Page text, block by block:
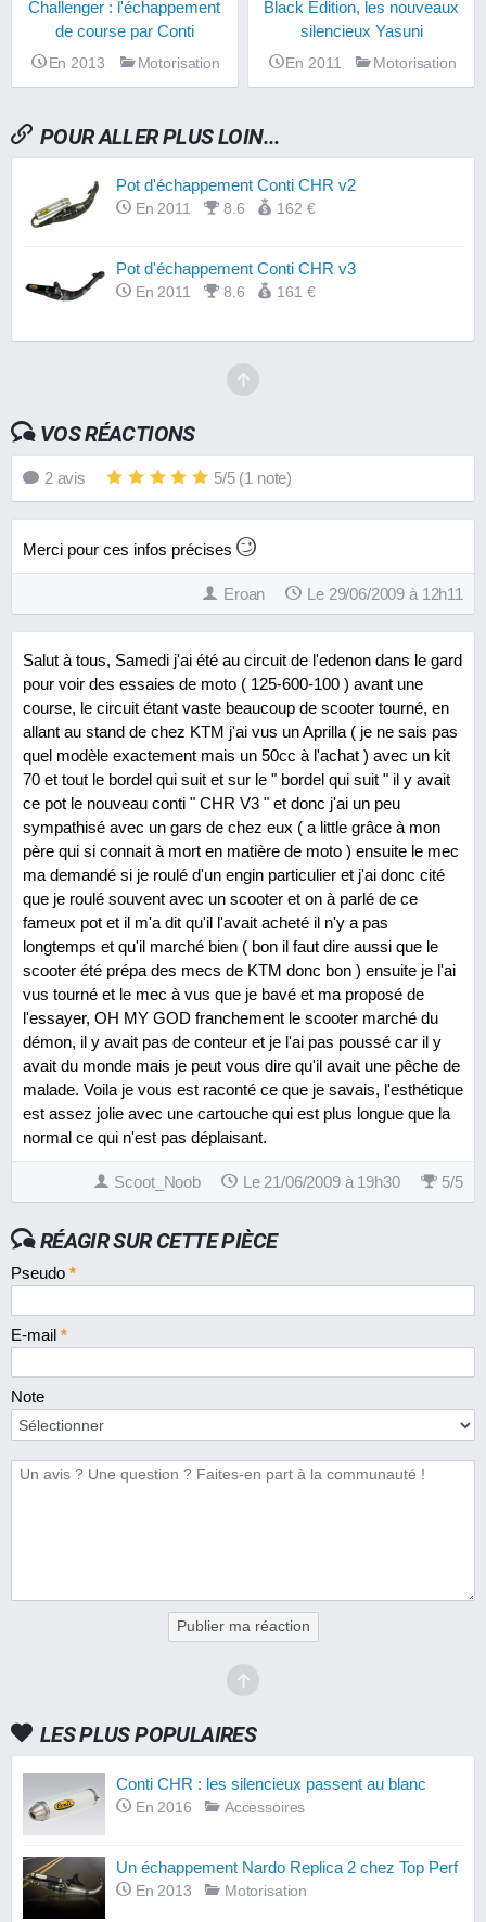
Challenger : l'échappement
de course par Conti
En 2013 Motorisation
Black Edition, les nouveaux
silencieux Yasuni
En 2011 Motorisation
POUR ALLER PLUS LOIN...
Pot d'échappement Conti CHR v2
En 2011 8.6 162 €
Pot d'échappement Conti CHR v3
En 2011 8.6 161 €
VOS RÉACTIONS
2avis 5/5(1 note)
Merci pour ces infos précises
Eroan Le 29/06/2009 à 12h11
Salut à tous, Samedi j'ai été au circuit de l'edenon dans le gard
pour voir des essaies de moto ( 125-600-100 ) avant une
course, le circuit étant vaste beaucoup de scooter tourné, en
allant au stand de chez KTM j'ai vus un Aprilla ( je ne sais pas
quel modèle exactement mais un 50cc à l'achat ) avec un kit
70 et tout le bordel qui suit et sur le " bordel qui suit " il y avait
ce pot le nouveau conti " CHR V3 " et donc j'ai un peu
sympathisé avec un gars de chez eux ( a little grâce à mon
père qui si connait à mort en matière de moto ) ensuite le mec
ma demandé si je roulé d'un engin particulier et j'ai donc cité
que je roulé souvent avec un scooter et on à parlé de ce
fameux pot et il m'a dit qu'il l'avait acheté il n'y a pas
longtemps et qu'il marché bien ( bon il faut dire aussi que le
scooter été prépa des mecs de KTM donc bon ) ensuite je l'ai
vus tourné et le mec à vus que je bavé et ma proposé de
l'essayer, OH MY GOD franchement le scooter marché du
démon, il y avait pas de conteur et je l'ai pas poussé car il y
avait du monde mais je peut vous dire qu'il avait une pêche de
malade. Voila je vous est raconté ce que je savais, l'esthétique
est assez jolie avec une cartouche qui est plus longue que la
normal ce qui n'est pas déplaisant.
Scoot_Noob Le 21/06/2009 à 19h30 5/5
RÉAGIR SUR CETTE PIÈCE
Pseudo *
E-mail *
Note
Publier ma réaction
LES PLUS POPULAIRES
Conti CHR : les silencieux passent au blanc
En 2016 Accessoires
Un échappement Nardo Replica 2 chez Top Perf
En 2013 Motorisation